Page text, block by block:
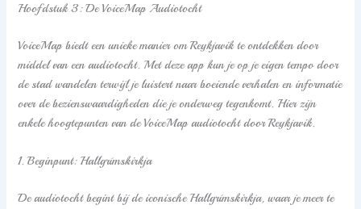
Hoofdstuk 3: De VoiceMap Audiotocht
VoiceMap biedt een unieke manier om Reykjavik te ontdekken door
middel van een audiotocht. Met deze app kun je op je eigen tempo door
de stad wandelen terwijl je luistert naar boeiende verhalen en informatie
over de bezienswaardigheden die je onderweg tegenkomt. Hier zijn
enkele hoogtepunten van de VoiceMap audiotocht door Reykjavik.
1. Beginpunt: Hallgrímskirkja
De audiotocht begint bij de iconische Hallgrímskirkja, waar je meer te